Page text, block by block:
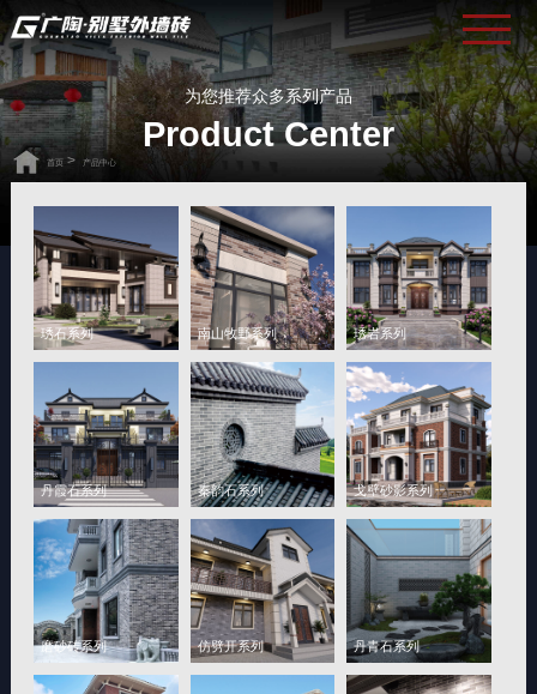
为您推荐众多系列产品
Product Center
首页> 产品中心
琇石系列 南山牧野系列 琇岩系列
丹霞石系列 秦韵石系列 戈壁砂影系列
磨砂砖系列 仿劈开系列 丹青石系列